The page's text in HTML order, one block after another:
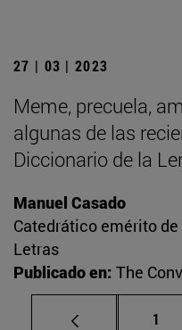
27 | 03 | 2023
Meme, precuela,
algunas de las
Diccionario de la
Manuel Casado
Catedrático emérito
Letras
Publicado en: The
1